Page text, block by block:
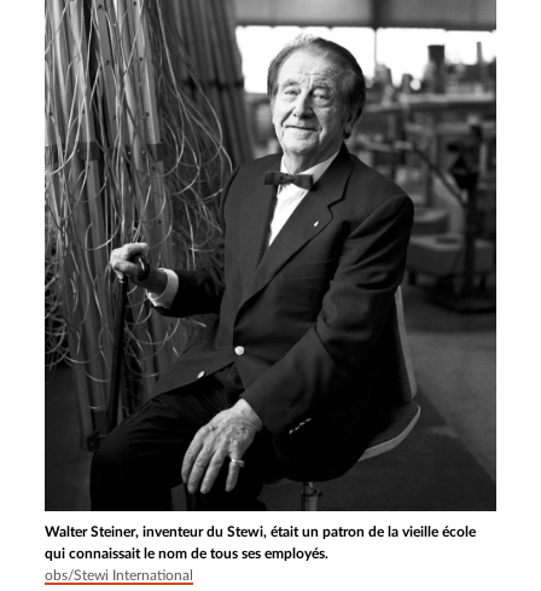
Walter Steiner, inventeur du Stewi, était un patron de la vieille école
qui connaissait le nom de tous ses employés.
obs/Stewi International